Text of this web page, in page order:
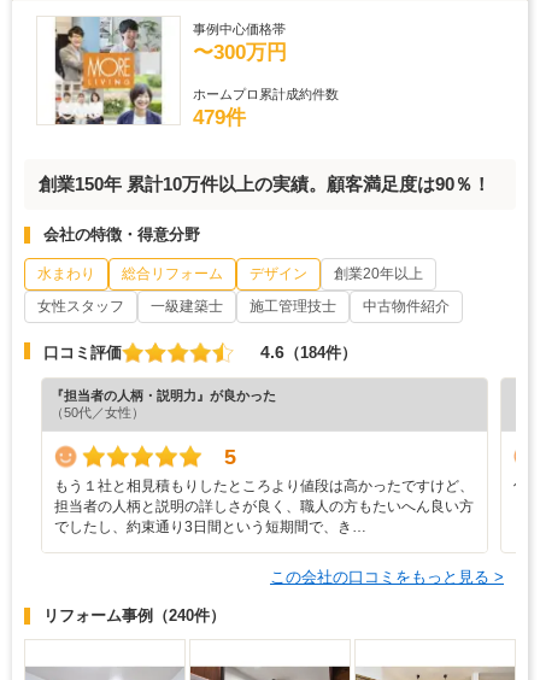
事例中心価格帯
〜300万円
ホームプロ累計成約件数
479件
創業150年 累計10万件以上の実績。顧客満足度は90％！
会社の特徴・得意分野
水まわり 総合リフォーム デザイン
創業20年以上
女性スタッフ
一級建築士 施工管理技士 中古物件紹介
口コミ評価 4.6 （184件）
『担当者の人柄・説明力』が良かった
（50代／女性）
5
もう１社と相見積もりしたところより値段は高かったですけど、
担当者の人柄と説明の詳しさが良く、職人の方もたいへん良い方
でしたし、約束通り3日間という短期間で、き…
何
この会社の口コミをもっと見る >
リフォーム事例 （240件）